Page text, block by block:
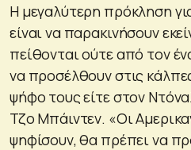
Η μεγαλύτερη πρόκληση
είναι να παρακινήσουν
πείθονται ούτε από τον
να προσέλθουν στις
ψήφο τους είτε στον
Τζο Μπάιντεν. «Οι
ψηφίσουν, θα πρέπει να